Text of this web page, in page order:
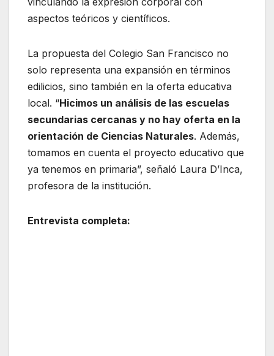
aspectos teóricos y científicos.
La propuesta del Colegio San Francisco no
solo representa una expansión en términos
edilicios, sino también en la oferta educativa
local. “Hicimos un análisis de las escuelas
secundarias cercanas y no hay oferta en la
orientación de Ciencias Naturales. Además,
tomamos en cuenta el proyecto educativo que
ya tenemos en primaria”, señaló Laura D’Inca,
profesora de la institución.
Entrevista completa: